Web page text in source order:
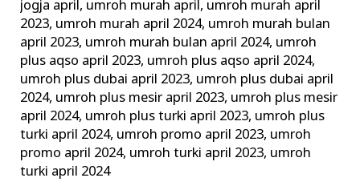
jogja april, umroh murah april, umroh murah april
2023, umroh murah april 2024, umroh murah bulan
april 2023, umroh murah bulan april 2024, umroh
plus aqso april 2023, umroh plus aqso april 2024,
umroh plus dubai april 2023, umroh plus dubai april
2024, umroh plus mesir april 2023, umroh plus mesir
april 2024, umroh plus turki april 2023, umroh plus
turki april 2024, umroh promo april 2023, umroh
promo april 2024, umroh turki april 2023, umroh
turki april 2024